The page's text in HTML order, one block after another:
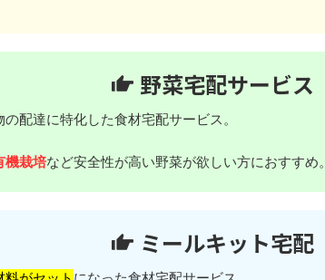
野菜宅配サービス
配達に特化した食材宅配サービス。
機栽培など安全性が高い野菜が欲しい方におすすめ。
ミールキット宅配